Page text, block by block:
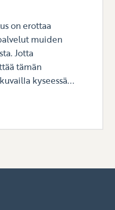
on erottaa
muiden
Jotta
tämän
kyseessä...